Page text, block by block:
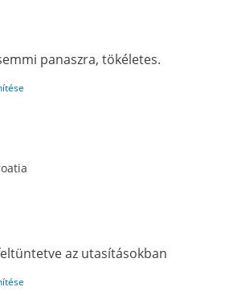
panaszra, tökéletes.
az utasításokban